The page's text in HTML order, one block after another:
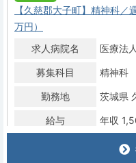
【久慈郡大子町】精神科
万円）
求人病院名
医療法
募集科目 精神科
勤務地 茨城県
給与 年収